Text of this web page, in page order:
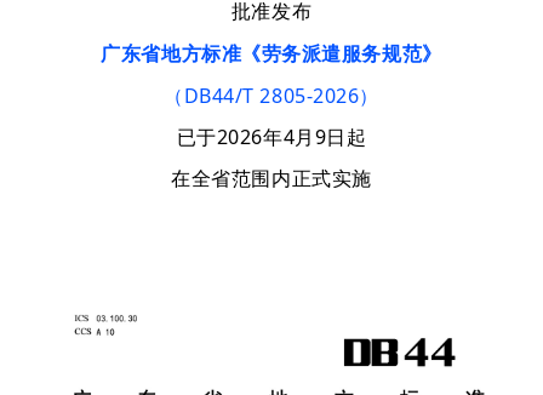
批准发布
广东省地方标准《劳务派遣服务规范》
（DB44/T 2805-2026）
已于2026年4月9日起
在全省范围内正式实施